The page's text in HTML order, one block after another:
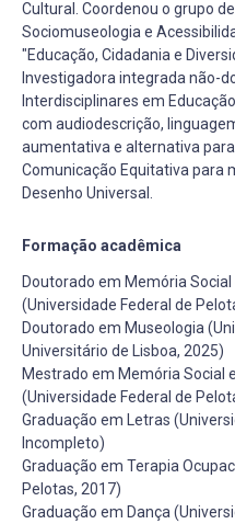
Cultural. Coordenou o grupo
Sociomuseologia e
"Educação, Cidadania e
Investigadora integrada não-
Interdisciplinares em
com audiodescrição,
aumentativa e alternativa
Comunicação Equitativa para
Desenho Universal.
Formação acadêmica
Doutorado em Memória
(Universidade Federal de
Doutorado em Museologia
Universitário de Lisboa, 2025)
Mestrado em Memória Social
(Universidade Federal de
Graduação em Letras
Incompleto)
Graduação em Terapia
Pelotas, 2017)
Graduação em Dança